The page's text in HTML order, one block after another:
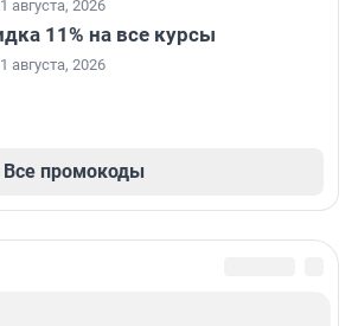
августа, 2026
11% на все курсы
августа, 2026
Все промокоды